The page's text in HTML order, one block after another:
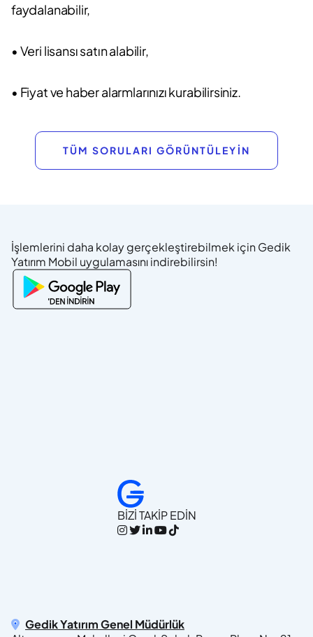
faydalanabilir,
• Veri lisansı satın alabilir,
• Fiyat ve haber alarmlarınızı kurabilirsiniz.
TÜM SORULARI GÖRÜNTÜLEYİN
BİZİ TAKİP EDİN
İşlemlerini daha kolay gerçekleştirebilmek için Gedik
Yatırım Mobil uygulamasını indirebilirsin!
Gedik Yatırım Genel Müdürlük